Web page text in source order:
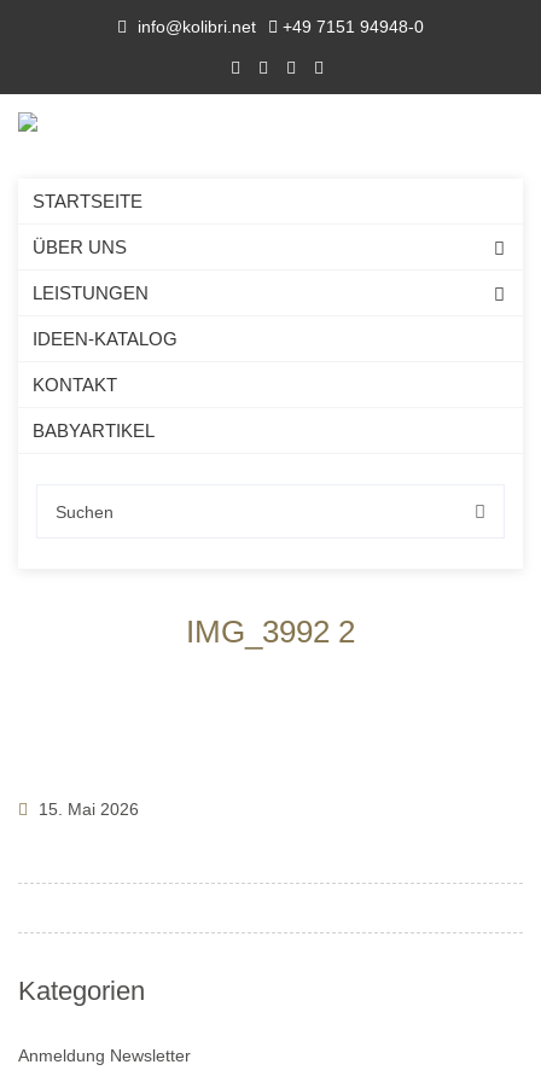
info@kolibri.net +49 7151 94948-0
STARTSEITE
ÜBER UNS
LEISTUNGEN
IDEEN-KATALOG
KONTAKT
BABYARTIKEL
IMG_3992 2
15. Mai 2026
Kategorien
Anmeldung Newsletter